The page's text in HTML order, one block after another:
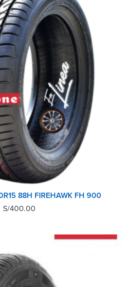
88H FIREHAWK FH 900
S/400.00